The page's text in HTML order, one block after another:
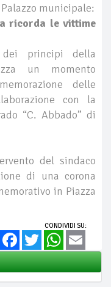
municipale:
ricorda le vittime
principi della
un momento
delle
con la
“C. Abbado” di
del sindaco
di una corona
in Piazza
CONDIVIDI SU:
FacebookTwitter WhatsApp